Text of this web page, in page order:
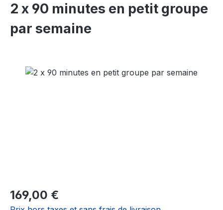
2 x 90 minutes en petit groupe
par semaine
Ignorer la galerie d'images
Prix régulier :
169,00 €